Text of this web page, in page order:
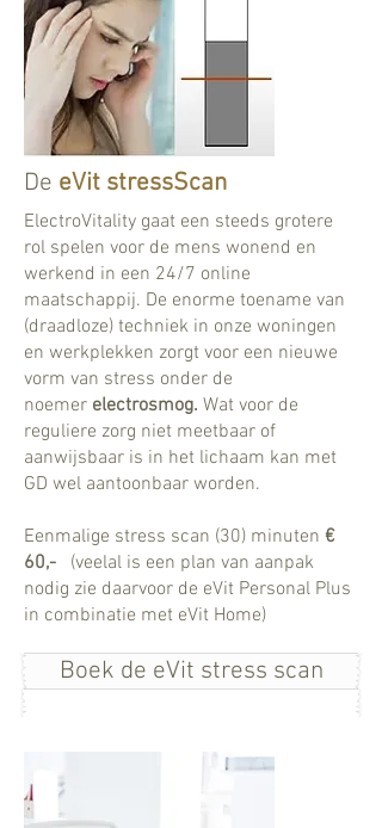
De eVit stressScan
ElectroVitality gaat een steeds grotere
rol spelen voor de mens wonend en
werkend in een 24/7 online
maatschappij. De enorme toename van
(draadloze) techniek in onze woningen
en werkplekken zorgt voor een nieuwe
vorm van stress onder de
noemer electrosmog. Wat voor de
reguliere zorg niet meetbaar of
aanwijsbaar is in het lichaam kan met
GD wel aantoonbaar worden.
Eenmalige stress scan (30) minuten €
60,- (veelal is een plan van aanpak
nodig zie daarvoor de eVit Personal Plus
in combinatie met eVit Home)
Boek de eVit stress scan